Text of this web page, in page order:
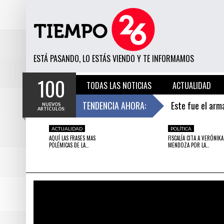
ESTÁ PASANDO, LO ESTÁS VIENDO Y TE INFORMAMOS
TODAS LAS NOTICIAS ACTUALIDAD
TENDENCIA AHORA: Este fue el
Brutal
Esta historia
Huachipa:
El adiós
Héroe
100
NUEVOS
ARTÍCULOS:
10 HORAS HACE
EVERGREEN
DESTACADO
ESTE FUE EL ARMA QUE LOS CONQUISTADORES
ESPAÑOLES UTILIZARON PARA INFUNDIR UNA
FORMA DE TERROR EN LOS INCAS Y MAYAS
MUNDO ANIMAL
BRUTAL EMBESTIDA DE
HOMBRE POR LOS AIRES
ACTUALIDAD
AQUÍ LAS FRASES MAS
POLÉMICAS DE LA…
POLÍTICA
FISCALÍA CITA A VERÓNIKA
MENDOZA POR LA…